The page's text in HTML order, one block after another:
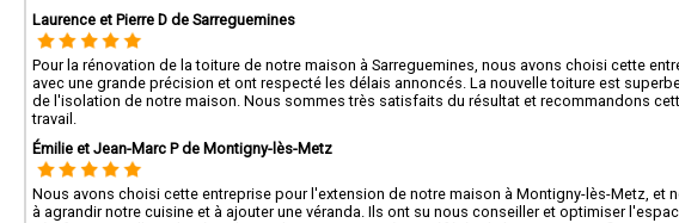
Laurence et Pierre D de Sarreguemines
Pour la rénovation de la toiture de notre maison à Sarreguemines, nous avons choisi cette
avec une grande précision et ont respecté les délais annoncés. La nouvelle toiture est
de l'isolation de notre maison. Nous sommes très satisfaits du résultat et recommandons
travail.
Émilie et Jean-Marc P de Montigny-lès-Metz
Nous avons choisi cette entreprise pour l'extension de notre maison à Montigny-lès-Metz,
à agrandir notre cuisine et à ajouter une véranda. Ils ont su nous conseiller et optimiser